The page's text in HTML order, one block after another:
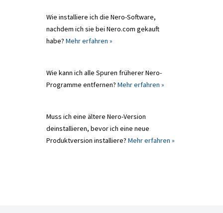
Wie installiere ich die Nero-Software,
nachdem ich sie bei Nero.com gekauft
habe? Mehr erfahren »
Wie kann ich alle Spuren früherer Nero-
Programme entfernen? Mehr erfahren »
Muss ich eine ältere Nero-Version
deinstallieren, bevor ich eine neue
Produktversion installiere? Mehr erfahren »